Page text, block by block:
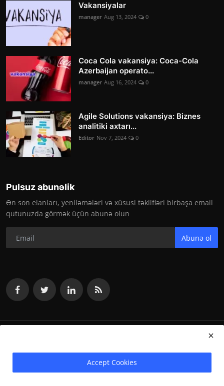
Vakansiyalar
manager Aug 13, 2024 0
Coca Cola vakansiya: Coca-Cola
Azerbaijan operato...
manager Aug 16, 2024 0
Agile Solutions vakansiya: Biznes
analitiki axtarı...
Editor Nov 7, 2024 0
Pulsuz abunəlik
Ən son elanları, yeniləmələri və xüsusi təklifləri birbaşa email
qutunuzda görmək üçün abunə olun
Abunə ol
Accept Cookies